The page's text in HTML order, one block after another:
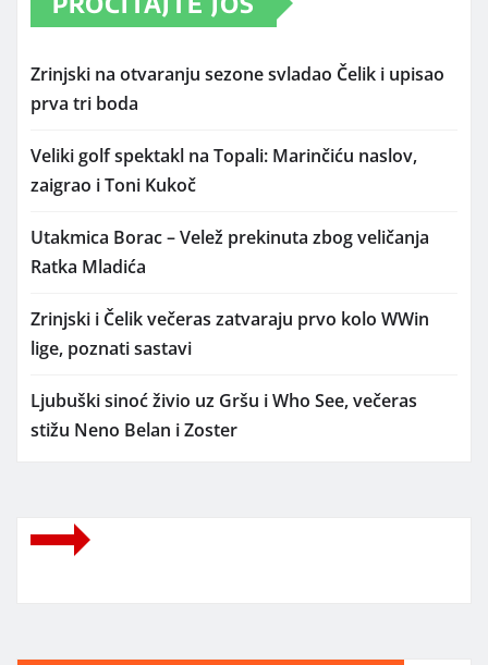
Zrinjski na otvaranju sezone svladao Čelik i upisao
prva tri boda
Veliki golf spektakl na Topali: Marinčiću naslov,
zaigrao i Toni Kukoč
Utakmica Borac – Velež prekinuta zbog veličanja
Ratka Mladića
Zrinjski i Čelik večeras zatvaraju prvo kolo WWin
lige, poznati sastavi
Ljubuški sinoć živio uz Gršu i Who See, večeras
stižu Neno Belan i Zoster